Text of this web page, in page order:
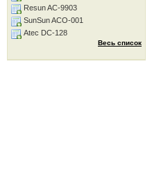
Resun AC-9903
SunSun ACO-001
Atec DC-128
Весь список